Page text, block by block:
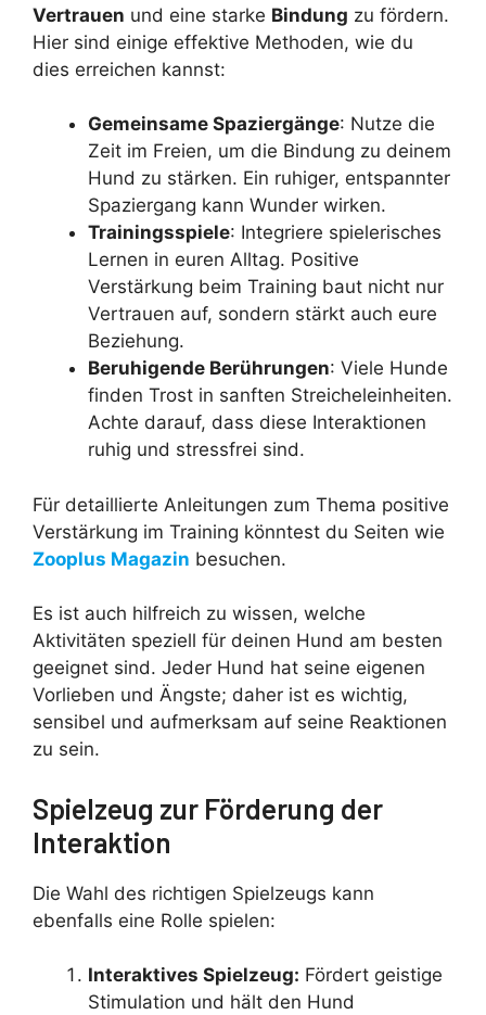
Vertrauen und eine starke Bindung zu fördern.
Hier sind einige effektive Methoden, wie du
dies erreichen kannst:
Gemeinsame Spaziergänge: Nutze die
Zeit im Freien, um die Bindung zu deinem
Hund zu stärken. Ein ruhiger, entspannter
Spaziergang kann Wunder wirken.
Trainingsspiele: Integriere spielerisches
Lernen in euren Alltag. Positive
Verstärkung beim Training baut nicht nur
Vertrauen auf, sondern stärkt auch eure
Beziehung.
Beruhigende Berührungen: Viele Hunde
finden Trost in sanften Streicheleinheiten.
Achte darauf, dass diese Interaktionen
ruhig und stressfrei sind.
Für detaillierte Anleitungen zum Thema positive
Verstärkung im Training könntest du Seiten wie
Zooplus Magazin besuchen.
Es ist auch hilfreich zu wissen, welche
Aktivitäten speziell für deinen Hund am besten
geeignet sind. Jeder Hund hat seine eigenen
Vorlieben und Ängste; daher ist es wichtig,
sensibel und aufmerksam auf seine Reaktionen
zu sein.
Spielzeug zur Förderung der
Interaktion
Die Wahl des richtigen Spielzeugs kann
ebenfalls eine Rolle spielen:
Interaktives Spielzeug: Fördert geistige
Stimulation und hält den Hund